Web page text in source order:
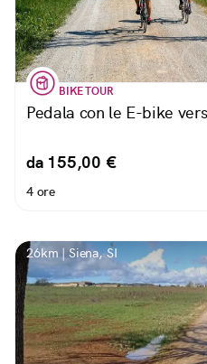
BIKE TOUR
Pedala con le E-bike
da 155,00 €
4 ore
26km | Siena, SI